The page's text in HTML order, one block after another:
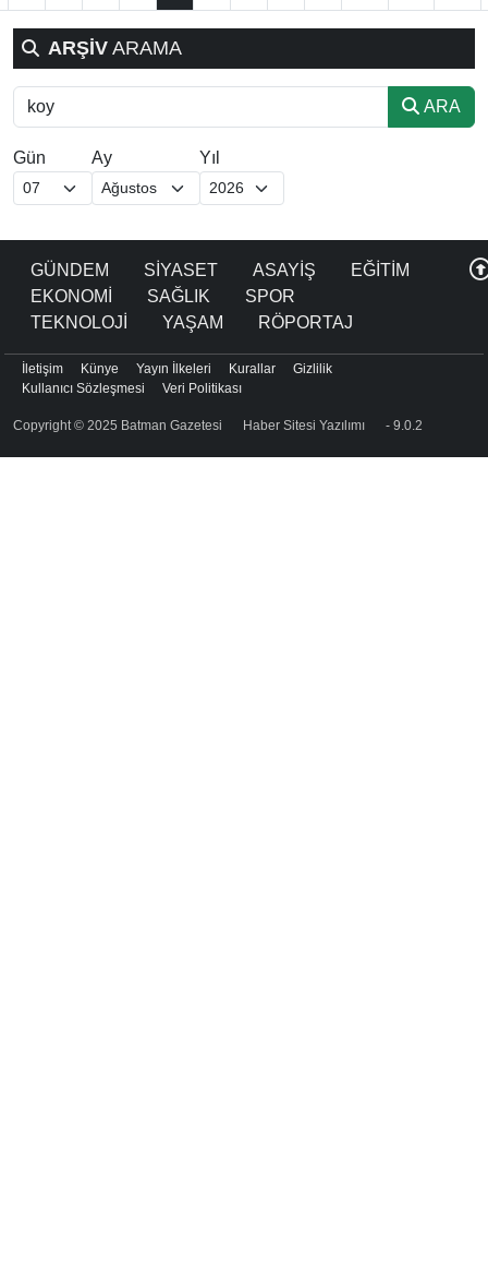
ARŞİV ARAMA
ARA
Gün Ay Yıl
GÜNDEM SİYASET ASAYİŞ
EĞİTİM
EKONOMİ
SAĞLIK
SPOR
TEKNOLOJİ
YAŞAM RÖPORTAJ
Copyright © 2025 Batman Gazetesi Haber Sitesi Yazılımı - 9.0.2
İletişim Künye Yayın İlkeleri Kurallar
Gizlilik
Kullanıcı Sözleşmesi
Veri Politikası